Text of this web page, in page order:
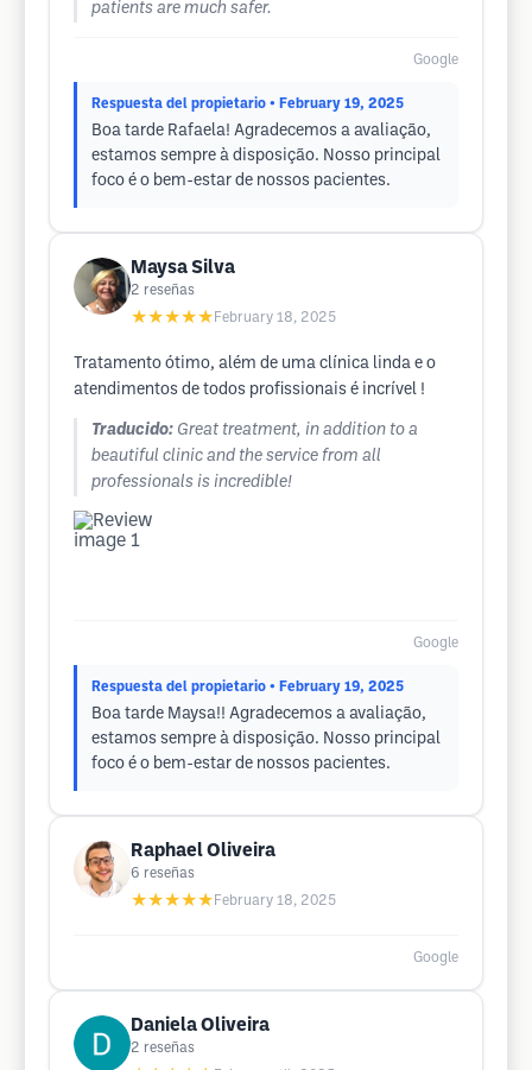
patients are much safer.
Google
Respuesta del propietario • February 19, 2025
Boa tarde Rafaela! Agradecemos a avaliação,
estamos sempre à disposição. Nosso principal
foco é o bem-estar de nossos pacientes.
Maysa Silva
2 reseñas
★★★★★ February 18, 2025
Tratamento ótimo, além de uma clínica linda e o
atendimentos de todos profissionais é incrível !
Traducido: Great treatment, in addition to a
beautiful clinic and the service from all
professionals is incredible!
Google
Respuesta del propietario • February 19, 2025
Boa tarde Maysa!! Agradecemos a avaliação,
estamos sempre à disposição. Nosso principal
foco é o bem-estar de nossos pacientes.
Raphael Oliveira
6 reseñas
★★★★★ February 18, 2025
Google
Daniela Oliveira
2 reseñas